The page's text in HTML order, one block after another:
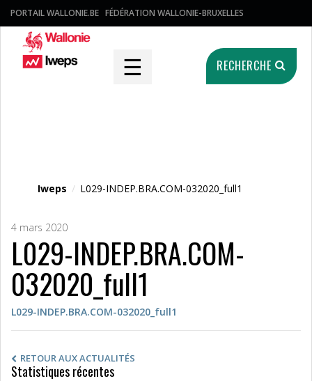
PORTAIL WALLONIE.BE FÉDÉRATION WALLONIE-BRUXELLES
☰ RECHERCHE
Iweps / L029-INDEP.BRA.COM-032020_full1
4 mars 2020
L029-INDEP.BRA.COM-
032020_full1
L029-INDEP.BRA.COM-032020_full1
RETOUR AUX ACTUALITÉS
Statistiques récentes